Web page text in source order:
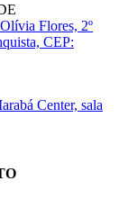
Flores, 2º
CEP:
Center, sala